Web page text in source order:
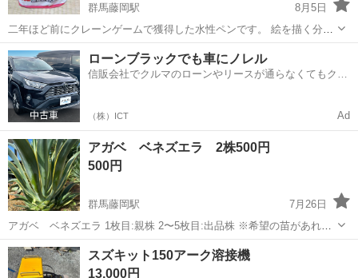
群馬藤岡駅
8月5日
二年ほど前にクレーンゲームで獲得した水性ペンです。 絵を描く分に
は普通に使えます。 【傷などの状態】 しばらく使っていないので、色
が出にくいものがある可能性があります。 【アピールポイント】 状態
はいい方です。 【...
群馬 藤岡市 群馬藤岡駅 その他
ローンブラックでも車にノレル
信販会社でクルマのローンやリースが通らなくてもクル
（株）ICT Ad
アガベ ベネズエラ 2株500円
500円
群馬藤岡駅
7月26日
アガベ ベネズエラ 1枚目:親株 2〜5枚目:出品株 ※希望の苗があれば
コメント下さい。 ※複数購入の場合はお安くします。 ※基本的に抜き
苗にてお譲り致します。 素人栽培なので状態は写真のご確認をお願い
します。 植物は...
群馬 藤岡市 群馬藤岡駅 その他 アガベ
スズキット150アーク溶接機
13,000円